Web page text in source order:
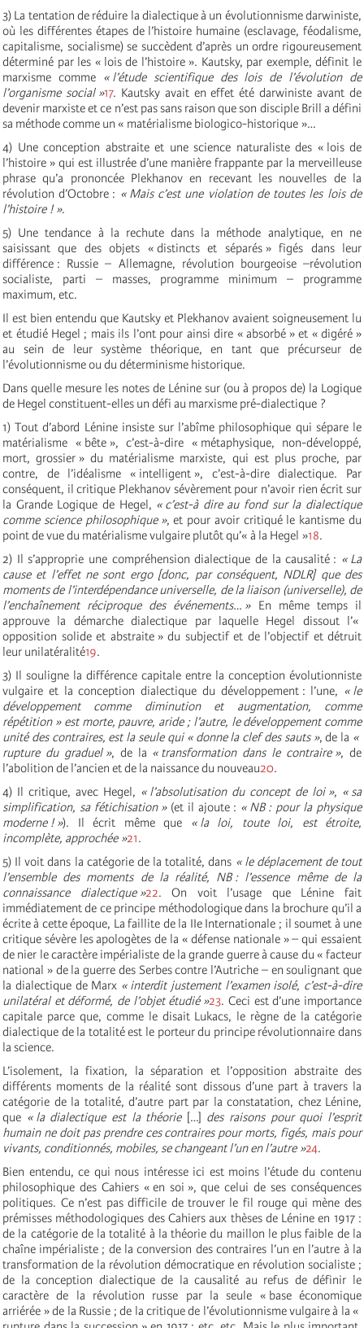
3) La tentation de réduire la dialectique à un évolutionnisme darwiniste,
où les différentes étapes de l’histoire humaine (esclavage, féodalisme,
capitalisme, socialisme) se succèdent d’après un ordre rigoureusement
déterminé par les « lois de l’histoire ». Kautsky, par exemple, définit le
marxisme comme « l’étude scientifique des lois de l’évolution de
l’organisme social »17. Kautsky avait en effet été darwiniste avant de
devenir marxiste et ce n’est pas sans raison que son disciple Brill a défini
sa méthode comme un « matérialisme biologico-historique »…
4) Une conception abstraite et une science naturaliste des « lois de
l’histoire » qui est illustrée d’une manière frappante par la merveilleuse
phrase qu’a prononcée Plekhanov en recevant les nouvelles de la
révolution d’Octobre : « Mais c’est une violation de toutes les lois de
l’histoire ! ».
5) Une tendance à la rechute dans la méthode analytique, en ne
saisissant que des objets « distincts et séparés » figés dans leur
différence : Russie – Allemagne, révolution bourgeoise –révolution
socialiste, parti – masses, programme minimum – programme
maximum, etc.
Il est bien entendu que Kautsky et Plekhanov avaient soigneusement lu
et étudié Hegel ; mais ils l’ont pour ainsi dire « absorbé » et « digéré »
au sein de leur système théorique, en tant que précurseur de
l’évolutionnisme ou du déterminisme historique.
Dans quelle mesure les notes de Lénine sur (ou à propos de) la Logique
de Hegel constituent-elles un défi au marxisme pré-dialectique ?
1) Tout d’abord Lénine insiste sur l’abîme philosophique qui sépare le
matérialisme « bête », c’est-à-dire « métaphysique, non-développé,
mort, grossier » du matérialisme marxiste, qui est plus proche, par
contre, de l’idéalisme « intelligent », c’est-à-dire dialectique. Par
conséquent, il critique Plekhanov sévèrement pour n’avoir rien écrit sur
la Grande Logique de Hegel, « c’est-à­ dire au fond sur la dialectique
comme science philosophique », et pour avoir critiqué le kantisme du
point de vue du matérialisme vulgaire plutôt qu’« à la Hegel »18.
2) Il s’approprie une compréhension dialectique de la causalité : « La
cause et l’effet ne sont ergo [donc, par conséquent, NDLR] que des
moments de l’interdépendance universelle, de la liaison (universelle), de
l’enchaînement réciproque des événements… »En même temps il
approuve la démarche dialectique par laquelle Hegel dissout l’«
opposition solide et abstraite » du subjectif et de l’objectif et détruit
leur unilatéralité19.
3) Il souligne la différence capitale entre la conception évolutionniste
vulgaire et la conception dialectique du développement : l’une, « le
développement comme diminution et augmentation, comme
répétition » est morte, pauvre, aride ; l’autre, le développement comme
unité des contraires, est la seule qui « donne la clef des sauts », de la «
rupture du graduel », de la « transformation dans le contraire », de
l’abolition de l’ancien et de la naissance du nouveau20.
4) Il critique, avec Hegel, « l’absolutisation du concept de loi », « sa
simplification, sa fétichisation »(et il ajoute : « NB : pour la physique
moderne ! »). Il écrit même que « la loi, toute loi, est étroite,
incomplète, approchée »21.
5) Il voit dans la catégorie de la totalité, dans « le déplacement de tout
l’ensemble des moments de la réalité, NB : l’essence même de la
connaissance dialectique »22. On voit l’usage que Lénine fait
immédiatement de ce principe méthodologique dans la brochure qu’il a
écrite à cette époque, La faillite de la IIe Internationale ; il soumet à une
critique sévère les apologètes de la « défense nationale » – qui essaient
de nier le caractère impérialiste de la grande guerre à cause du « facteur
national » de la guerre des Serbes contre l’Autriche – en soulignant que
la dialectique de Marx « interdit justement l’examen isolé, c’est-à-dire
unilatéral et déformé, de l’objet étudié »23. Ceci est d’une importance
capitale parce que, comme le disait Lukacs, le règne de la catégorie
dialectique de la totalité est le porteur du principe révolutionnaire dans
la science.
L’isolement, la fixation, la séparation et l’opposition abstraite des
différents moments de la réalité sont dissous d’une part à travers la
catégorie de la totalité, d’autre part par la constatation, chez Lénine,
que « la dialectique est la théorie[…] des raisons pour quoi l’esprit
humain ne doit pas prendre ces contraires pour morts, figés, mais pour
vivants, conditionnés, mobiles, se changeant l’un en l’autre »24.
Bien entendu, ce qui nous intéresse ici est moins l’étude du contenu
philosophique des Cahiers « en soi », que celui de ses conséquences
politiques. Ce n’est pas difficile de trouver le fil rouge qui mène des
prémisses méthodologiques des Cahiers aux thèses de Lénine en 1917 :
de la catégorie de la totalité à la théorie du maillon le plus faible de la
chaîne impérialiste ; de la conversion des contraires l’un en l’autre à la
transformation de la révolution démocratique en révolution socialiste ;
de la conception dialectique de la causalité au refus de définir le
caractère de la révolution russe par la seule « base économique
arriérée » de la Russie ; de la critique de l’évolutionnisme vulgaire à la «